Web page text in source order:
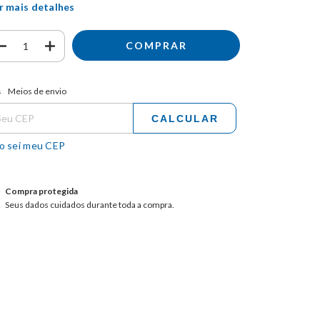
mais detalhes
para o CEP:
Meios de envio
CALCULAR
sei meu CEP
Compra protegida
Seus dados cuidados durante toda a compra.